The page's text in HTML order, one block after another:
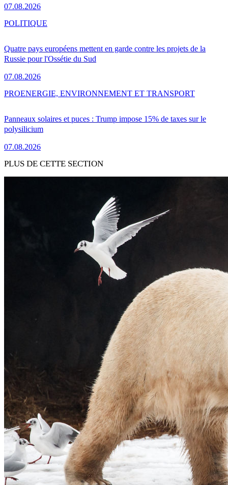
07.08.2026
Quatre pays européens mettent en garde contre les projets de la
Russie pour l'Ossétie du Sud
07.08.2026
POLITIQUE
Panneaux solaires et puces : Trump impose 15% de taxes sur le
polysilicium
07.08.2026
PROENERGIE, ENVIRONNEMENT ET TRANSPORT
PLUS DE CETTE SECTION